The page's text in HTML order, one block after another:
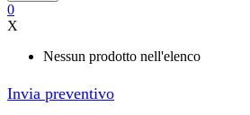
0
X
Nessun prodotto nell'elenco
Invia preventivo